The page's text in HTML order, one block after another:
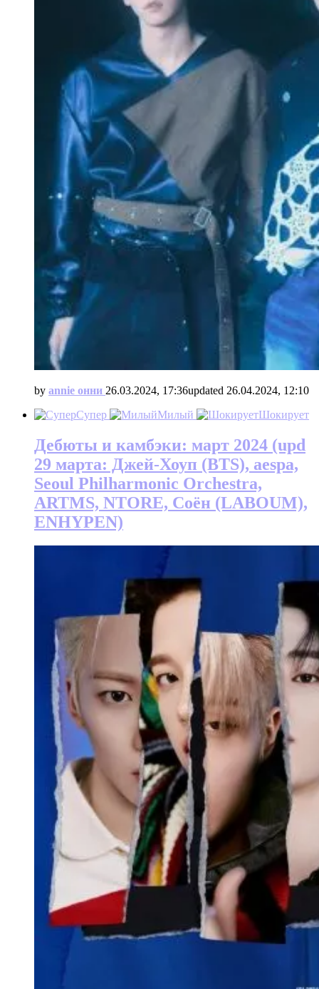
by annie онни 26.03.2024, 17:36updated 26.04.2024, 12:10
Супер
Милый Шокирует
Дебюты и камбэки: март 2024 (upd
29 марта: Джей-Хоуп (BTS), aespa,
Seoul Philharmonic Orchestra,
ARTMS, NTORE, Соён (LABOUM),
ENHYPEN)